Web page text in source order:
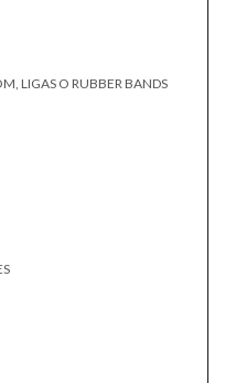
LIGAS O RUBBER BANDS